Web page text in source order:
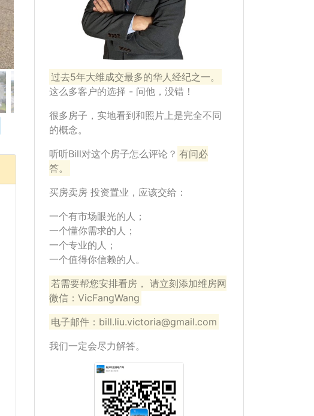
过去5年大维成交最多的华人经纪之一。
这么多客户的选择 - 问他，没错！
很多房子，实地看到和照片上是完全不同
的概念。
听听Bill对这个房子怎么评论？ 有问必
答。
买房卖房 投资置业，应该交给：
一个有市场眼光的人；
一个懂你需求的人；
一个专业的人；
一个值得你信赖的人。
若需要帮您安排看房， 请立刻添加维房网
微信：VicFangWang
电子邮件：bill.liu.victoria@gmail.com
我们一定会尽力解答。